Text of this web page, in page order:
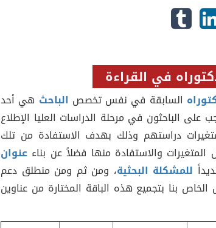
في القراءة
السابقة في نفس تخصص الباحث هي أحد
على الباحثون في مرحلة الدراسات العليا الإطلاع
دراستهم وذلك بهدف الاستفادة من تلك
والاستفادة منها فضلاً عن بناء عنوان
للمشكلة البحثية، ومن ثم ومن منطلق دعم
بنا بتجميع هذه الباقة المختارة من عناوين